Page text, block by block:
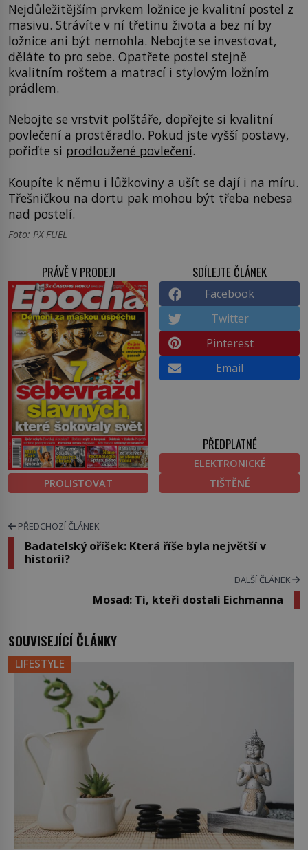
Nejdůležitějším prvkem ložnice je kvalitní postel z
masivu. Strávíte v ní třetinu života a bez ní by
ložnice ani být nemohla. Nebojte se investovat,
děláte to pro sebe. Opatřete postel stejně
kvalitním roštem a matrací i stylovým ložním
prádlem.
Nebojte se vrstvit polštáře, dopřejte si kvalitní
povlečení a prostěradlo. Pokud jste vyšší postavy,
pořiďte si prodloužené povlečení.
Koupíte k němu i lůžkoviny a ušít se dají i na míru.
Třešničkou na dortu pak mohou být třeba nebesa
nad postelí.
Foto: PX FUEL
PRÁVĚ V PRODEJI
PROLISTOVAT
SDÍLEJTE ČLÁNEK
Facebook
Twitter
Pinterest
Email
PŘEDPLATNÉ
ELEKTRONICKÉ
TIŠTĚNÉ
PŘEDCHOZÍ ČLÁNEK
Badatelský oříšek: Která říše byla největší v
historii?
DALŠÍ ČLÁNEK
Mosad: Ti, kteří dostali Eichmanna
SOUVISEJÍCÍ ČLÁNKY
LIFESTYLE